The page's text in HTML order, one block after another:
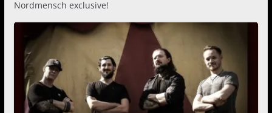
Nordmensch exclusive!